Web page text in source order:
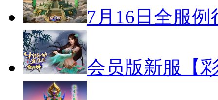
7月16日全服
会员版新服【